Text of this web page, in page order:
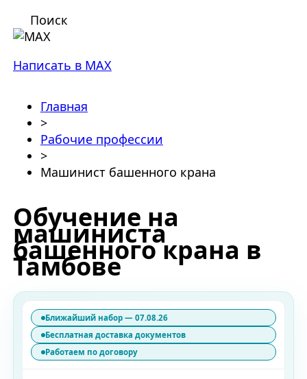
Поиск
Написать в MAX
Главная
>
Рабочие профессии
>
Машинист башенного крана
Обучение на
машиниста
башенного крана в
Тамбове
Ближайший набор — 07.08.26
Бесплатная доставка документов
Работаем по договору